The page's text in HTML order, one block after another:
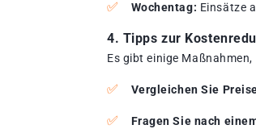
Wochentag: Einsätze
4. Tipps zur
Es gibt einige
Vergleichen Sie
Fragen Sie nach